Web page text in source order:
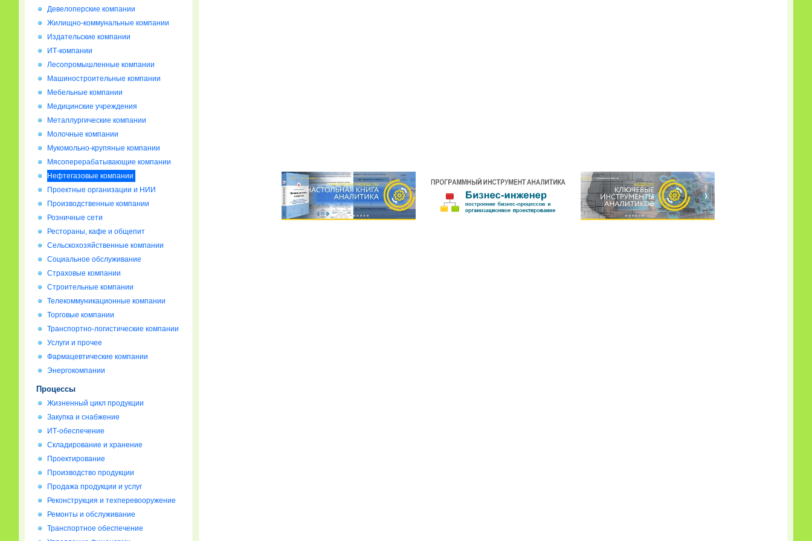
Девелоперские компании
Жилищно-коммунальные компании
Издательские компании
ИТ-компании
Лесопромышленные компании
Машиностроительные компании
Мебельные компании
Медицинские учреждения
Металлургические компании
Молочные компании
Мукомольно-крупяные компании
Мясоперерабатывающие компании
Нефтегазовые компании
Проектные организации и НИИ
Производственные компании
Розничные сети
Рестораны, кафе и общепит
Сельскохозяйственные компании
Социальное обслуживание
Страховые компании
Строительные компании
Телекоммуникационные компании
Торговые компании
Транспортно-логистические компании
Услуги и прочее
Фармацевтические компании
Энергокомпании
Процессы
Жизненный цикл продукции
Закупка и снабжение
ИТ-обеспечение
Складирование и хранение
Проектирование
Производство продукции
Продажа продукции и услуг
Реконструкция и техперевооружение
Ремонты и обслуживание
Транспортное обеспечение